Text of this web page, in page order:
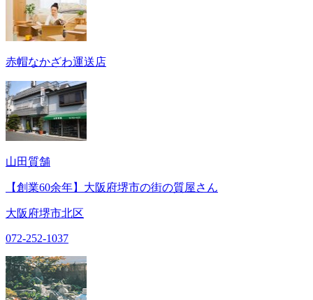
赤帽なかざわ運送店
山田質舗
【創業60余年】大阪府堺市の街の質屋さん
大阪府堺市北区
072-252-1037